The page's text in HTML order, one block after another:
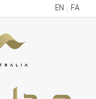
FA
EN
منوی
اصلی
خانه